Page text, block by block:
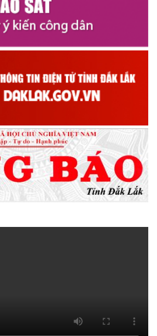
TỤC HÀNH CHÍNH THỰC HIỆN
QUYỀN GIẢI QUYẾT CỦA UBND XÃ
NĂNG TƯ VẤN KHỞI SỰ KINH DOANH
NHÓM NĂM 2026
BỐ CÁC QUYẾT ĐỊNH VỀ CÔNG
TẾ CỦA THANH NIÊN XÃ CƯ M’TA
ĐẦU NĂM 2026